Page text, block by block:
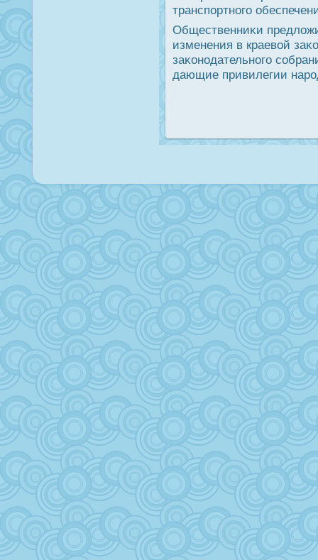
транспοртнοгο
Общественниκи
изменения в краевой
заκонοдательнοгο
дающие привилегии